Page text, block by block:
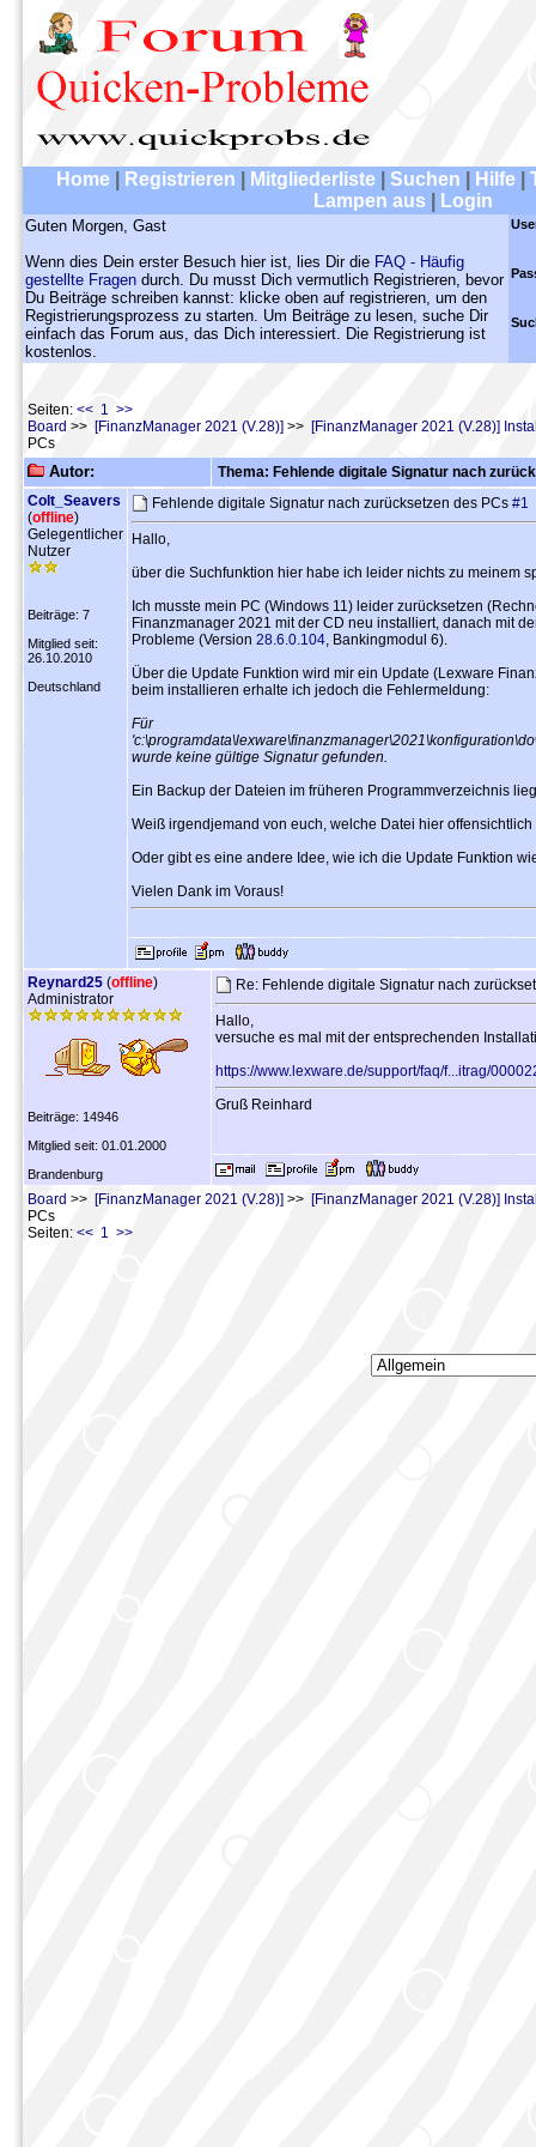
Home Registrieren Mitgliederliste Suchen Hilfe
Lampen aus
Login
Guten Morgen, Gast
Wenn dies Dein erster Besuch hier ist, lies Dir die FAQ - Häufig
gestellte Fragen durch. Du musst Dich vermutlich Registrieren, bevor
Du Beiträge schreiben kannst: klicke oben auf registrieren, um den
Registrierungsprozess zu starten. Um Beiträge zu lesen, suche Dir
einfach das Forum aus, das Dich interessiert. Die Registrierung ist
kostenlos.
Seiten: << 1 >>
Board >> [FinanzManager 2021 (V.28)] >> [FinanzManager 2021 (V.28)]
PCs
Autor:
Thema: Fehlende digitale Signatur nach
Colt_Seavers
(offline)
Gelegentlicher
Nutzer
Beiträge: 7
Mitglied seit:
26.10.2010
Deutschland
Fehlende digitale Signatur nach zurücksetzen des PCs #1
Hallo,
über die Suchfunktion hier habe ich leider nichts zu meinem
Ich musste mein PC (Windows 11) leider zurücksetzen
Finanzmanager 2021 mit der CD neu installiert, danach mit
Probleme (Version 28.6.0.104, Bankingmodul 6).
Über die Update Funktion wird mir ein Update (Lexware
beim installieren erhalte ich jedoch die Fehlermeldung:
Für
wurde keine gültige Signatur gefunden.
Ein Backup der Dateien im früheren Programmverzeichnis
Weiß irgendjemand von euch, welche Datei hier
Oder gibt es eine andere Idee, wie ich die Update Funktion
Vielen Dank im Voraus!
Reynard25 (offline)
Administrator
Beiträge: 14946
Mitglied seit: 01.01.2000
Brandenburg
Re: Fehlende digitale Signatur nach
Hallo,
versuche es mal mit der entsprechenden
https://www.lexware.de/support/faq/f...itrag/
Gruß Reinhard
Board >> [FinanzManager 2021 (V.28)] >> [FinanzManager 2021 (V.28)]
PCs
Seiten: << 1 >>